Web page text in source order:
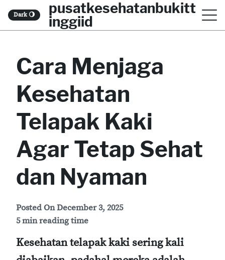
Dark 🌖 pusatkesehatanbukitt
inggiid
Cara Menjaga
Kesehatan
Telapak Kaki
Agar Tetap Sehat
dan Nyaman
Posted OnDecember 3, 2025
5 min reading time
Kesehatan telapak kaki sering kali